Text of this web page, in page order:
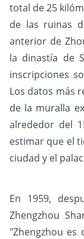
total de 25
de las ruinas
anterior de
la dinastía de
inscripciones
Los datos más
de la muralla
alrededor del
estimar que el
ciudad y el
En 1959,
Zhengzhou
"Zhengzhou es